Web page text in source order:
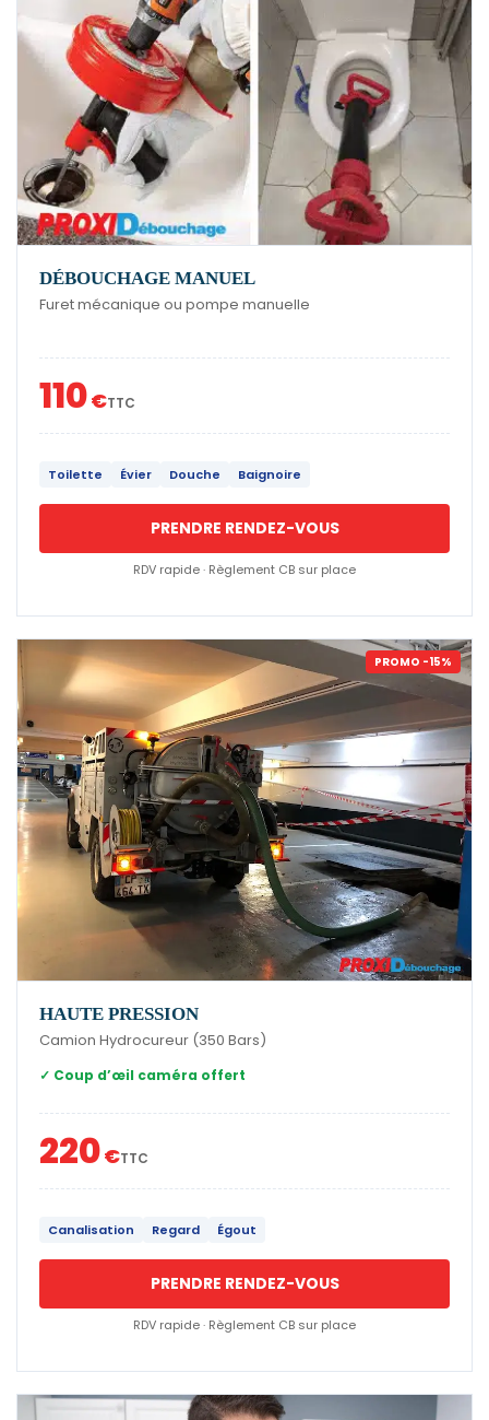
DÉBOUCHAGE MANUEL
Furet mécanique ou pompe manuelle
110€TTC
Toilette Évier Douche Baignoire
PRENDRE RENDEZ-VOUS
RDV rapide · Règlement CB sur place
PROMO -15%
HAUTE PRESSION
Camion Hydrocureur (350 Bars)
✓ Coup d’œil caméra offert
220€TTC
Canalisation Regard Égout
PRENDRE RENDEZ-VOUS
RDV rapide · Règlement CB sur place